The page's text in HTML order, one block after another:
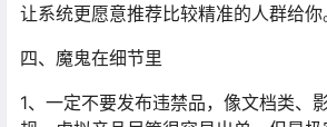
让系统更愿意推荐比较精准的人群给你
四、魔鬼在细节里
1、一定不要发布违禁品，像文档类、